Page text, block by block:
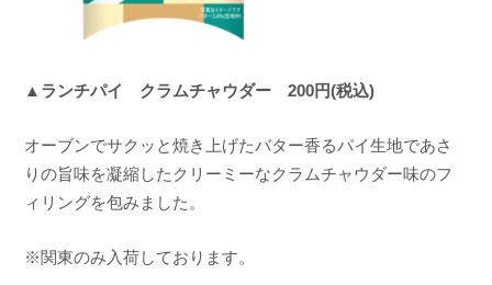
▲ランチパイ クラムチャウダー 200円(税込)
オーブンでサクッと焼き上げたバター香るパイ生地であさ
りの旨味を凝縮したクリーミーなクラムチャウダー味のフ
ィリングを包みました。
※関東のみ入荷しております。